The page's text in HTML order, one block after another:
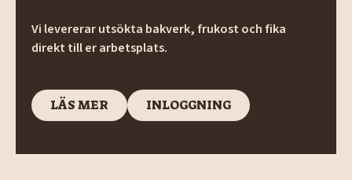
Vi levererar utsökta bakverk, frukost och fika
direkt till er arbetsplats.
LÄS MER
LÄS MER
INLOGGNING
INLOGGNING